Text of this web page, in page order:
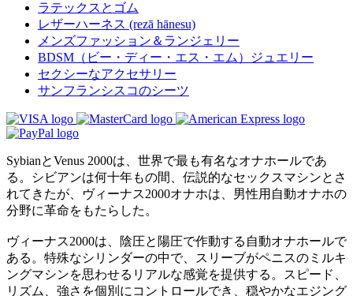
ラテックスとゴム
レザーハーネス (rezā hānesu)
メンズファッション＆ランジェリー
BDSM（ビー・ディー・エス・エム）ジュエリー
セクシーなアクセサリー
サンフランシスコのシーツ
SybianとVenus 2000は、世界で最も有名なオナホールであ
る。シビアンは何十年もの間、伝説的なセックスマシンとさ
れてきたが、ヴィーナス2000オナホは、男性用自動オナホの
分野に革命をもたらした。
ヴィーナス2000は、陰圧と陽圧で作動する自動オナホールで
ある。特殊なシリンダーの中で、スリーブがペニスのミルキ
ングマシンを思わせるリアルな感覚を提供する。スピード、
リズム、強さを個別にコントロールでき、穏やかなエジング